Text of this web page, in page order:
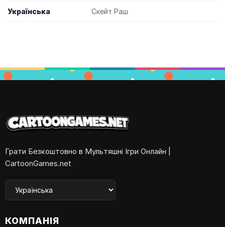
Українська Скейт Раш
Грати Безкоштовно в Мультяшні Ігри Онлайн |
CartoonGames.net
КОМПАНІЯ